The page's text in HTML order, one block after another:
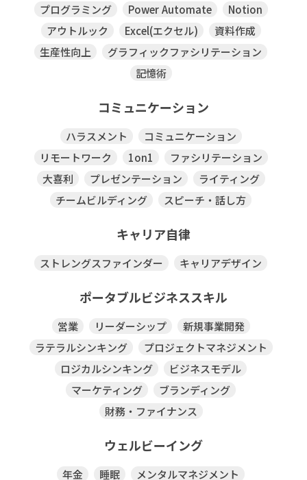
プログラミング Power Automate
Notion
アウトルック
Excel(エクセル)
資料作成
生産性向上
グラフィックファシリテーション
記憶術
コミュニケーション
ハラスメント
コミュニケーション
リモートワーク
1on1
ファシリテーション
大喜利
プレゼンテーション
ライティング
チームビルディング
スピーチ・話し方
キャリア自律
ストレングスファインダー キャリアデザイン
ポータブルビジネススキル
営業 リーダーシップ
新規事業開発
ラテラルシンキング
プロジェクトマネジメント
ロジカルシンキング
ビジネスモデル
マーケティング
ブランディング
財務・ファイナンス
ウェルビーイング
年金 睡眠 メンタルマネジメント